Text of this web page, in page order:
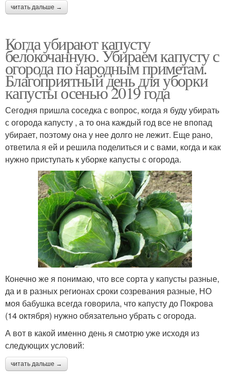
читать дальше →
Когда убирают капусту
белокочанную. Убираем капусту с
огорода по народным приметам.
Благоприятный день для уборки
капусты осенью 2019 года
Сегодня пришла соседка с вопрос, когда я буду убирать
с огорода капусту , а то она каждый год все не впопад
убирает, поэтому она у нее долго не лежит. Еще рано,
ответила я ей и решила поделиться и с вами, когда и как
нужно приступать к уборке капусты с огорода.
Конечно же я понимаю, что все сорта у капусты разные,
да и в разных регионах сроки созревания разные, НО
моя бабушка всегда говорила, что капусту до Покрова
(14 октября) нужно обязательно убрать с огорода.
А вот в какой именно день я смотрю уже исходя из
следующих условий:
читать дальше →